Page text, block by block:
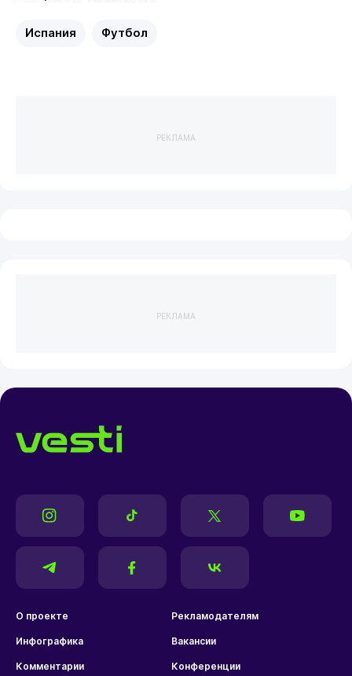
Испания Футбол
РЕКЛАМА
РЕКЛАМА
О проекте Рекламодателям
Инфографика Вакансии
Комментарии Конференции